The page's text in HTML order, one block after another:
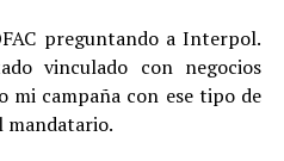
preguntando a Interpol.
vinculado con negocios
mi campaña con ese tipo de
mandatario.